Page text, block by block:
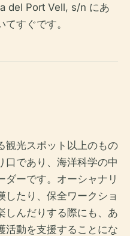
del Port Vell, s/n にあ
すぐです。
観光スポット以上のもの
口であり、海洋科学の中
ダーです。オーシャナリ
したり、保全ワークショ
しんだりする際にも、あ
活動を支援することにな